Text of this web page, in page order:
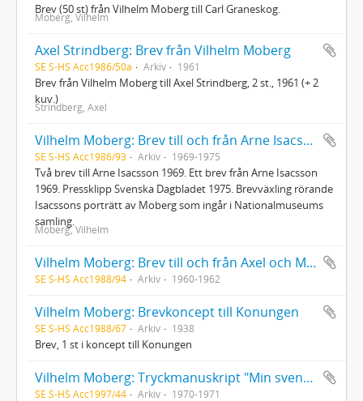
Brev (50 st) från Vilhelm Moberg till Carl Graneskog.
Moberg, Vilhelm
Axel Strindberg: Brev från Vilhelm Moberg
SE S-HS Acc1986/50a Arkiv 1961
Brev från Vilhelm Moberg till Axel Strindberg, 2 st., 1961 (+ 2
kuv.)
Strindberg, Axel
Vilhelm Moberg: Brev till och från Arne Isacsson
SE S-HS Acc1986/93 Arkiv 1969-1975
Två brev till Arne Isacsson 1969. Ett brev från Arne Isacsson
1969. Pressklipp Svenska Dagbladet 1975. Brevväxling rörande
Isacssons porträtt av Moberg som ingår i Nationalmuseums
samling.
Moberg, Vilhelm
Vilhelm Moberg: Brev till och från Axel och Marguerite Wenner-Gren
SE S-HS Acc1988/94 Arkiv 1960-1962
Vilhelm Moberg: Brevkoncept till Konungen
SE S-HS Acc1988/67 Arkiv 1938
Brev, 1 st i koncept till Konungen
Vilhelm Moberg: Tryckmanuskript "Min svenska historia"
SE S-HS Acc1997/44 Arkiv 1970-1971